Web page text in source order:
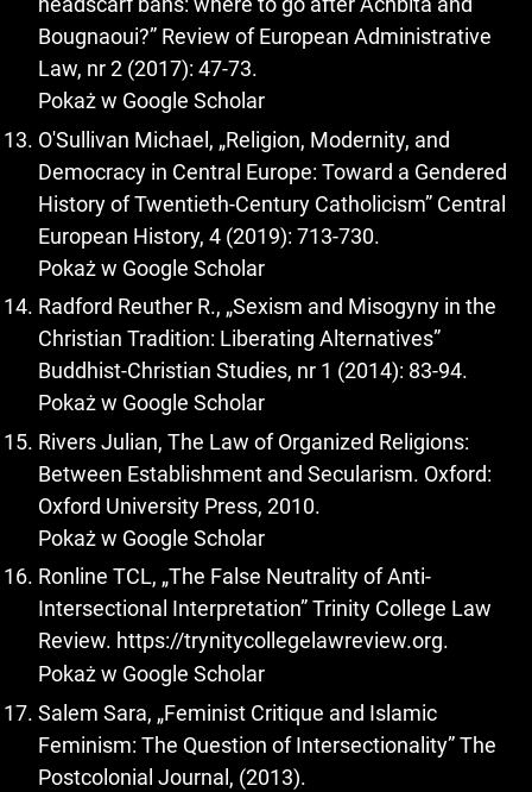
Bougnaoui?” Review of European Administrative
Law, nr 2 (2017): 47-73.
Pokaż w Google Scholar
O'Sullivan Michael, „Religion, Modernity, and
Democracy in Central Europe: Toward a Gendered
History of Twentieth-Century Catholicism” Central
European History, 4 (2019): 713-730.
Pokaż w Google Scholar
Radford Reuther R., „Sexism and Misogyny in the
Christian Tradition: Liberating Alternatives”
Buddhist-Christian Studies, nr 1 (2014): 83-94.
Pokaż w Google Scholar
Rivers Julian, The Law of Organized Religions:
Between Establishment and Secularism. Oxford:
Oxford University Press, 2010.
Pokaż w Google Scholar
Ronline TCL, „The False Neutrality of Anti-
Intersectional Interpretation” Trinity College Law
Review. https://trynitycollegelawreview.org.
Pokaż w Google Scholar
Salem Sara, „Feminist Critique and Islamic
Feminism: The Question of Intersectionality” The
Postcolonial Journal, (2013).